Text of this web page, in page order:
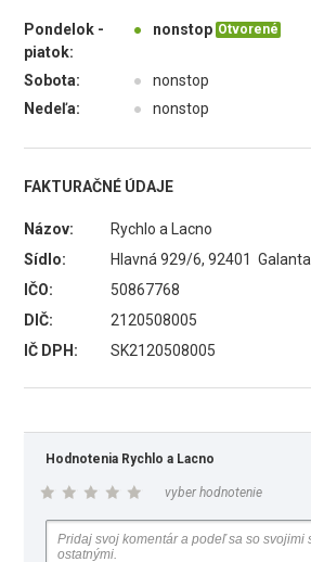
Pondelok -
piatok:
● nonstop Otvorené
Sobota: ●
nonstop
Nedeľa:
● nonstop
FAKTURAČNÉ ÚDAJE
Názov:
Rychlo a Lacno
Sídlo:
Hlavná 929/6, 92401 Galanta
IČO:
50867768
DIČ:
2120508005
IČ DPH:
SK2120508005
Hodnotenia Rychlo a Lacno
vyber hodnotenie